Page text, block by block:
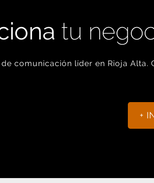
tu
comunicación líder en Rioja Alta.
+